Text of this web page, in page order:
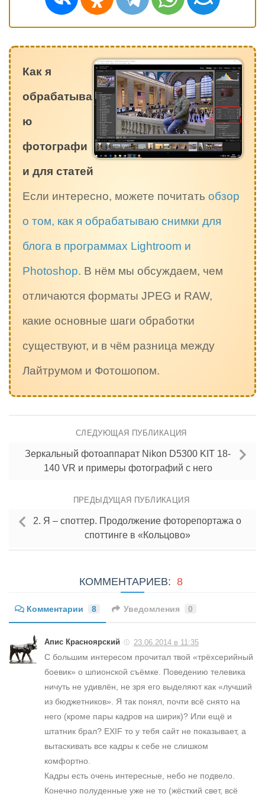
Как я
обрабатыва
ю
фотографи
и для статей
Если интересно, можете почитать обзор
о том, как я обрабатываю снимки для
блога в программах Lightroom и
Photoshop. В нём мы обсуждаем, чем
отличаются форматы JPEG и RAW,
какие основные шаги обработки
существуют, и в чём разница между
Лайтрумом и Фотошопом.
СЛЕДУЮЩАЯ ПУБЛИКАЦИЯ
Зеркальный фотоаппарат Nikon D5300 KIT 18-
140 VR и примеры фотографий с него
ПРЕДЫДУЩАЯ ПУБЛИКАЦИЯ
2. Я – споттер. Продолжение фоторепортажа о
споттинге в «Кольцово»
КОММЕНТАРИЕВ: 8
Комментарии 8 Уведомления 0
Апис Красноярский 23.06.2014 в 11:35
С большим интересом прочитал твой «трёхсерийный
боевик» о шпионской съёмке. Поведению телевика
ничуть не удивлён, не зря его выделяют как «лучший
из бюджетников». Я так понял, почти всё снято на
него (кроме пары кадров на ширик)? Или ещё и
штатник брал? EXIF то у тебя сайт не показывает, а
вытаскивать все кадры к себе не слишком
комфортно.
Кадры есть очень интересные, небо не подвело.
Конечно полуденные уже не то (жёсткий свет, всё